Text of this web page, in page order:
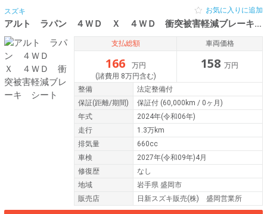
スズキ
アルト ラパン ４ＷＤ Ｘ ４ＷＤ 衝突被害軽減ブレーキ シート
お気に入りに追加
支払総額
166
万円
(諸費用 8万円含む)
車両価格
158 万円
整備
法定整備付
保証(距離/期間) 保証付 (60,000km / 0ヶ月)
年式
2024年(令和06年)
走行
1.3万km
排気量
660cc
車検
2027年(令和09年)4月
修復歴
なし
地域
岩手県 盛岡市
販売店
日新スズキ販売(株) 盛岡営業所